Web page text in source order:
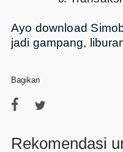
Ayo download
jadi gampang,
Bagikan
Rekomendasi